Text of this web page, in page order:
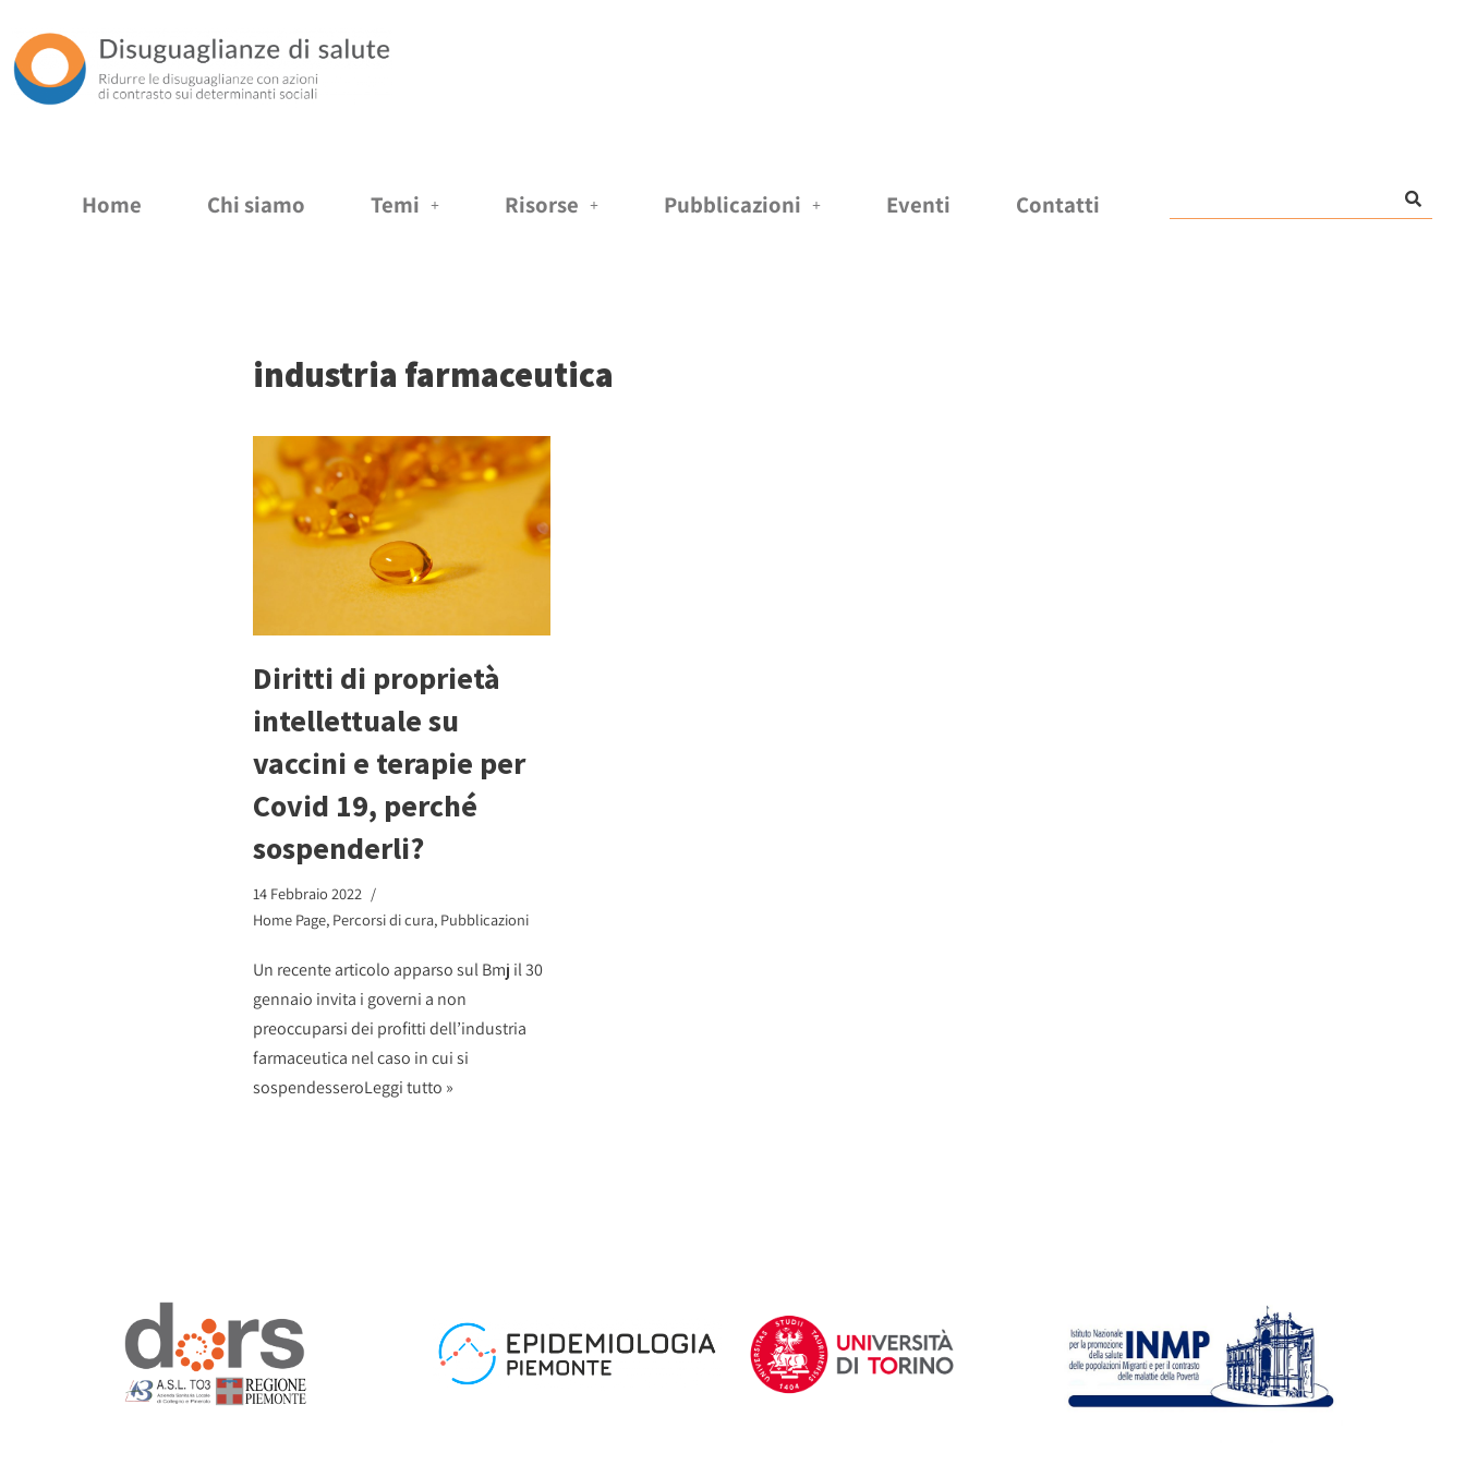
Vai
al
Home Chi siamo Temi Risorse Pubblicazioni Eventi Contatti
industria farmaceutica
Diritti di proprietà
intellettuale su
vaccini e terapie per
Covid 19, perché
sospenderli?
14 Febbraio 2022
Home Page, Percorsi di cura, Pubblicazioni
Un recente articolo apparso sul Bmj il 30
gennaio invita i governi a non
preoccuparsi dei profitti dell’industria
farmaceutica nel caso in cui si
sospendesseroLeggi tutto »